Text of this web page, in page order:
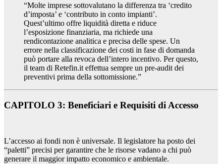
“Molte imprese sottovalutano la differenza tra ‘credito
d’imposta’ e ‘contributo in conto impianti’.
Quest’ultimo offre liquidità diretta e riduce
l’esposizione finanziaria, ma richiede una
rendicontazione analitica e precisa delle spese. Un
errore nella classificazione dei costi in fase di domanda
può portare alla revoca dell’intero incentivo. Per questo,
il team di Retefin.it effettua sempre un pre-audit dei
preventivi prima della sottomissione.”
CAPITOLO 3: Beneficiari e Requisiti di Accesso
L’accesso ai fondi non è universale. Il legislatore ha posto dei
“paletti” precisi per garantire che le risorse vadano a chi può
generare il maggior impatto economico e ambientale.